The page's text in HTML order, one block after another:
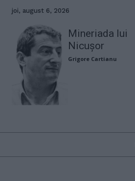
joi, august 6, 2026
Mineriada lui
Nicușor
Grigore Cartianu